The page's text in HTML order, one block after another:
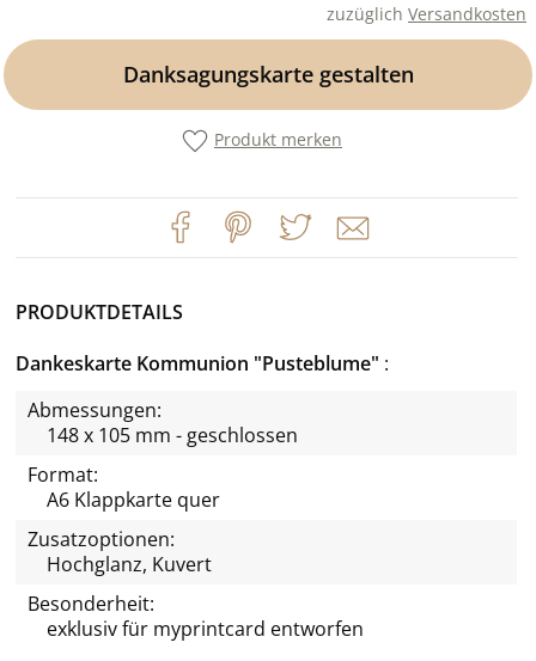
zuzüglich Versandkosten
Danksagungskarte gestalten
Produkt merken
PRODUKTDETAILS
Dankeskarte Kommunion "Pusteblume"
Abmessungen:
148 x 105 mm - geschlossen
Format:
A6 Klappkarte quer
Zusatzoptionen:
Hochglanz, Kuvert
Besonderheit:
exklusiv für myprintcard entworfen